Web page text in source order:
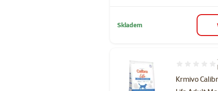
Skladem
Krmivo
Hodnocení